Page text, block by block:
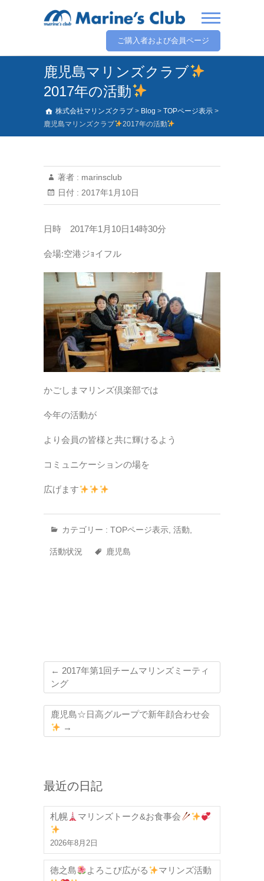
ご購入者および会員ページ
鹿児島マリンズクラブ
2017年の活動
株式会社マリンズクラブ > Blog > TOPページ表示 >
鹿児島マリンズクラブ
2017年の活動
著者 : marinsclub
日付 : 2017年1月10日
日時 2017年1月10日14時30分
会場:空港ジｮイフル
かごしまマリンズ倶楽部では
今年の活動が
より会員の皆様と共に輝けるよう
コミュニケーションの場を
広げます
カテゴリー : TOPページ表示 活動
活動状況 鹿児島
← 2017年第1回チームマリンズミーティ
ング
鹿児島☆日高グループで新年顔合わせ会
→
最近の日記
札幌 マリンズトーク&お食事会
2026年8月2日
徳之島 よろこび広がる マリンズ活動